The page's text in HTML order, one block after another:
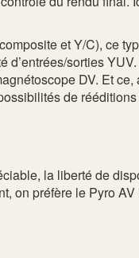
et Y/C), ce
sorties
DV. Et
de
la liberté de
on préfère le Pyro